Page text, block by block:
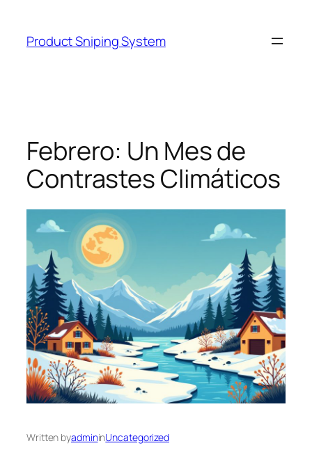
content
Product Sniping System
Febrero: Un Mes de
Contrastes Climáticos
Written byadmininUncategorized